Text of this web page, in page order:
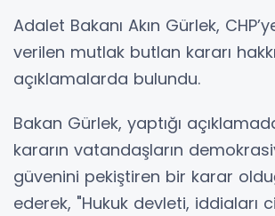
Adalet Bakanı Akın Gürlek,
verilen mutlak butlan kararı
açıklamalarda bulundu.
Bakan Gürlek, yaptığı
kararın vatandaşların
güvenini pekiştiren bir karar
ederek, "Hukuk devleti, iddiaları